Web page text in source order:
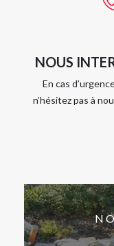
NOUS
En cas
n’hésitez pas à